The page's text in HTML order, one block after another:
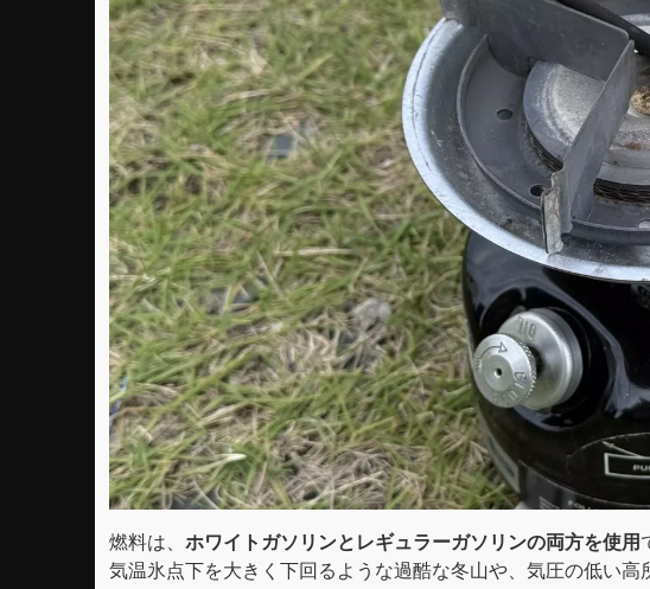
燃料は、 ホワイトガソリンとレギュラーガソリンの両方を使用
気温氷点下を大きく下回るような過酷な冬山や、気圧の低い高